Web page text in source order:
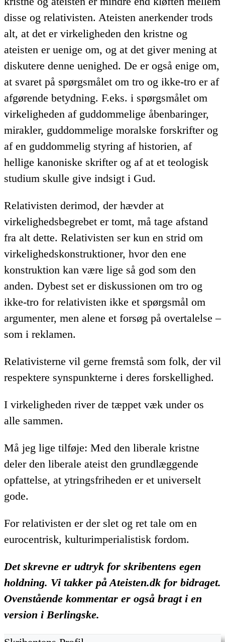
disse og relativisten. Ateisten anerkender trods
alt, at det er virkeligheden den kristne og
ateisten er uenige om, og at det giver mening at
diskutere denne uenighed. De er også enige om,
at svaret på spørgsmålet om tro og ikke-tro er af
afgørende betydning. F.eks. i spørgsmålet om
virkeligheden af guddommelige åbenbaringer,
mirakler, guddommelige moralske forskrifter og
af en guddommelig styring af historien, af
hellige kanoniske skrifter og af at et teologisk
studium skulle give indsigt i Gud.
Relativisten derimod, der hævder at
virkelighedsbegrebet er tomt, må tage afstand
fra alt dette. Relativisten ser kun en strid om
virkelighedskonstruktioner, hvor den ene
konstruktion kan være lige så god som den
anden. Dybest set er diskussionen om tro og
ikke-tro for relativisten ikke et spørgsmål om
argumenter, men alene et forsøg på overtalelse –
som i reklamen.
Relativisterne vil gerne fremstå som folk, der vil
respektere synspunkterne i deres forskellighed.
I virkeligheden river de tæppet væk under os
alle sammen.
Må jeg lige tilføje: Med den liberale kristne
deler den liberale ateist den grundlæggende
opfattelse, at ytringsfriheden er et universelt
gode.
For relativisten er der slet og ret tale om en
eurocentrisk, kulturimperialistisk fordom.
Det skrevne er udtryk for skribentens egen
holdning. Vi takker på Ateisten.dk for bidraget.
Ovenstående kommentar er også bragt i en
version i Berlingske.